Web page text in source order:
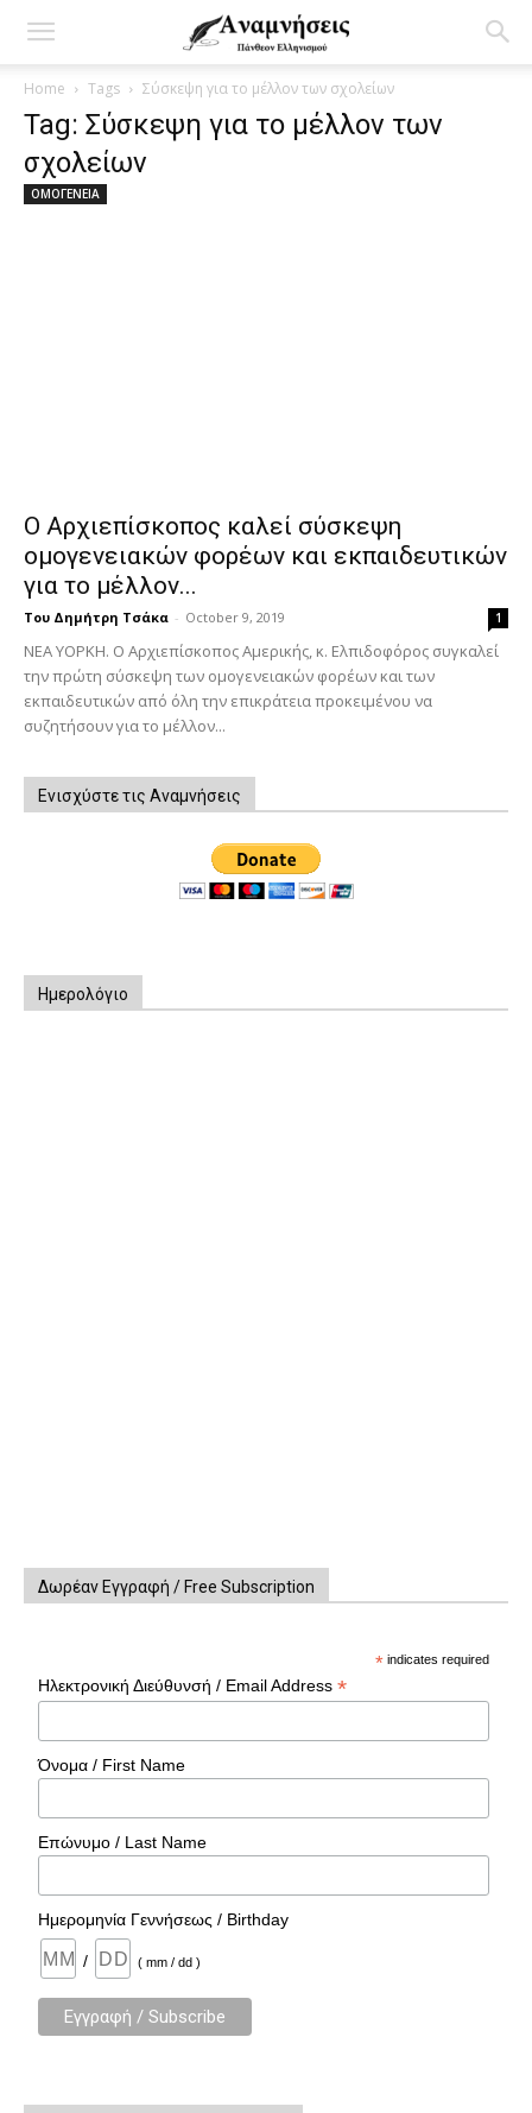
Home Tags Σύσκεψη για το μέλλον των σχολείων
Tag: Σύσκεψη για το μέλλον των
σχολείων
ΟΜΟΓΕΝΕΙΑ
Ο Αρχιεπίσκοπος καλεί σύσκεψη
ομογενειακών φορέων και εκπαιδευτικών
για το μέλλον...
Του Δημήτρη Τσάκα - October 9, 2019 1
ΝΕΑ ΥΟΡΚΗ. Ο Αρχιεπίσκοπος Αμερικής, κ. Ελπιδοφόρος συγκαλεί
την πρώτη σύσκεψη των ομογενειακών φορέων και των
εκπαιδευτικών από όλη την επικράτεια προκειμένου να
συζητήσουν για το μέλλον...
Ενισχύστε τις Αναμνήσεις
Ημερολόγιο
Δωρέαν Εγγραφή / Free Subscription
* indicates required
Ηλεκτρονική Διεύθυνσή / Email Address*
Όνομα / First Name
Επώνυμο / Last Name
Ημερομηνία Γεννήσεως / Birthday
/ ( mm / dd )